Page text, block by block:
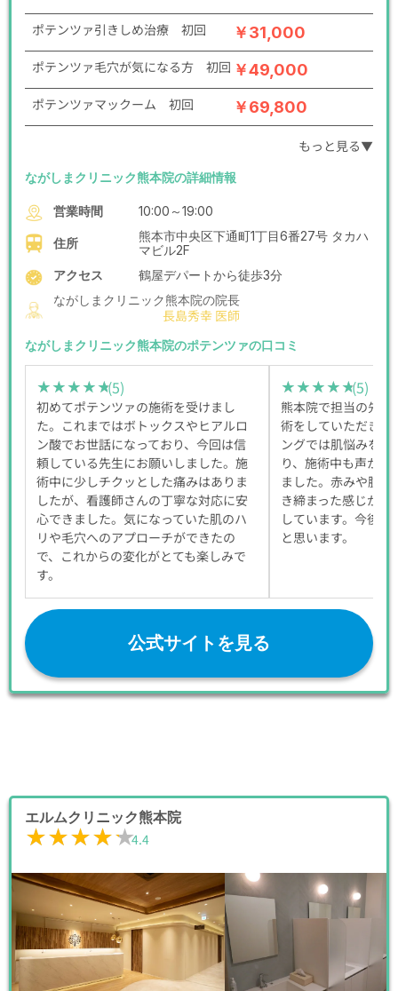
ポテンツァ引きしめ治療 初回 ￥31,000
ポテンツァ毛穴が気になる方 初回 ￥49,000
ポテンツァマックーム 初回 ￥69,800
もっと見る▼
ながしまクリニック熊本院の詳細情報
営業時間 10:00～19:00
住所
熊本市中央区下通町1丁目6番27号 タカハ
マビル2F
アクセス
鶴屋デパートから徒歩3分
ながしまクリニック熊本院の院長
長島秀幸 医師
ながしまクリニック熊本院のポテンツァの口コミ
★★★★★
★★★★★(5)
初めてポテンツァの施術を受けまし
た。これまではボトックスやヒアルロ
ン酸でお世話になっており、今回は信
頼している先生にお願いしました。施
術中に少しチクッとした痛みはありま
したが、看護師さんの丁寧な対応に安
心できました。気になっていた肌のハ
リや毛穴へのアプローチができたの
で、これからの変化がとても楽しみで
す。
★★★★★
★★★★★(5)
熊本院で担当の先生
術をしていただきま
ングでは肌悩みを
り、施術中も声か
ました。赤みや腫
き締まった感じが
しています。今後
と思います。
公式サイトを見る
エルムクリニック熊本院
★★★★★
★★★★★4.4